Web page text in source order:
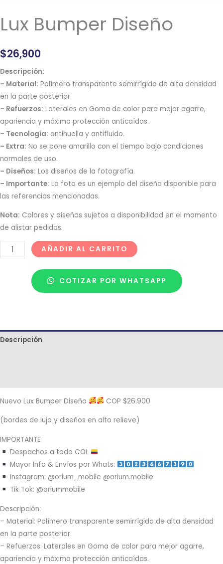
Lux Bumper Diseño
$26,900
Descripción:
– Material: Polímero transparente semirrígido de alta densidad
en la parte posterior.
– Refuerzos: Laterales en Goma de color para mejor agarre,
apariencia y máxima protección anticaídas.
– Tecnología: antihuella y antifluido.
– Extra: No se pone amarillo con el tiempo bajo condiciones
normales de uso.
– Diseños: Los diseños de la fotografía.
– Importante: La foto es un ejemplo del diseño disponible para
las referencias mencionadas.
Nota: Colores y diseños sujetos a disponibilidad en el momento
de alistar pedidos.
AÑADIR AL CARRITO
COTIZAR POR WHATSAPP
Descripción
Nuevo Lux Bumper Diseño COP $26.900
(bordes de lujo y diseños en alto relieve)
IMPORTANTE
Despachos a todo COL
Mayor Info & Envíos por Whats:
Instagram: @orium_mobile @orium.mobile
Tik Tok: @oriummobile
Descripción:
– Material: Polímero transparente semirrígido de alta densidad
en la parte posterior.
– Refuerzos: Laterales en Goma de color para mejor agarre,
apariencia y máxima protección anticaídas.